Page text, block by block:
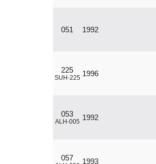
051 1992
225
SUH-225 1996
053
ALH-005 1992
057 1993